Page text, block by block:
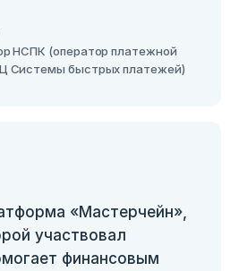
НСПК (оператор платежной
Системы быстрых платежей)
«Мастерчейн»,
участвовал
финансовым